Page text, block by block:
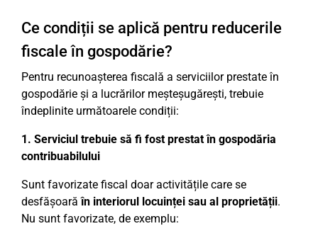
Ce condiții se aplică pentru reducerile
fiscale în gospodărie?
Pentru recunoașterea fiscală a serviciilor prestate în
gospodărie și a lucrărilor meșteșugărești, trebuie
îndeplinite următoarele condiții:
1. Serviciul trebuie să fi fost prestat în gospodăria
contribuabilului
Sunt favorizate fiscal doar activitățile care se
desfășoarăîn interiorul locuinței sau al proprietății.
Nu sunt favorizate, de exemplu: